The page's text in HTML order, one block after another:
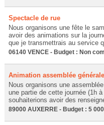
Spectacle de rue
Nous organisons une fête le
avoir des animations sur la
que je transmettrais au service
06140 VENCE - Budget : Non
Animation assemblée générale
Nous organisons une
une partie de cette journée (1h
souhaiterions avoir des
89000 AUXERRE - Budget : 5